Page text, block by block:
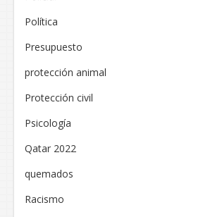
Política
Presupuesto
protección animal
Protección civil
Psicología
Qatar 2022
quemados
Racismo